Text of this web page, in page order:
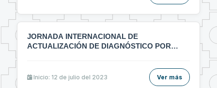
JORNADA INTERNACIONAL DE
ACTUALIZACIÓN DE DIAGNÓSTICO POR
Inicio: 12 de julio del 2023 Ver más